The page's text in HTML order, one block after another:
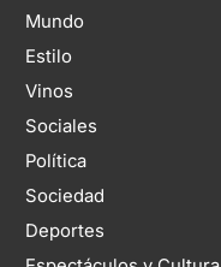
Mundo
Estilo
Vinos
Sociales
Política
Sociedad
Deportes